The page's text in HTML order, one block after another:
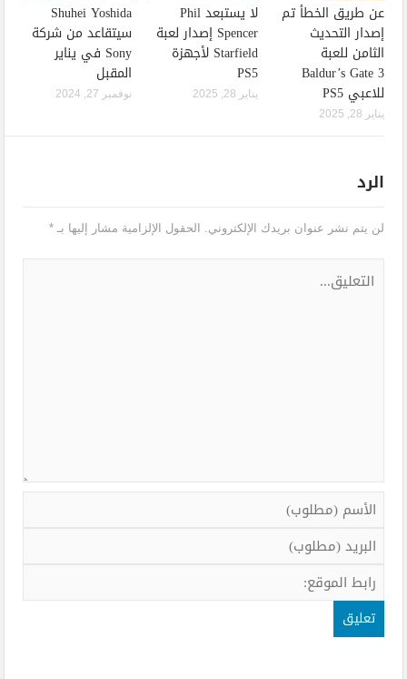
عن طريق الخطأ تم
إصدار التحديث
الثامن للعبة
Baldur’s Gate 3
للاعبي PS5
يناير 28, 2025
لا يستبعد Phil
Spencer إصدار لعبة
Starfield لأجهزة
PS5
يناير 28, 2025
Shuhei Yoshida
سيتقاعد من شركة
Sony في يناير
المقبل
نوفمبر 27, 2024
الرد
لن يتم نشر عنوان بريدك الإلكتروني. الحقول الإلزامية مشار إليها بـ*